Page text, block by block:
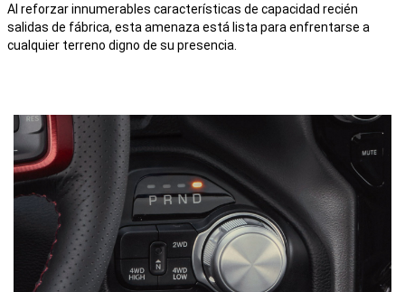
Al reforzar innumerables características de capacidad recién
salidas de fábrica, esta amenaza está lista para enfrentarse a
cualquier terreno digno de su presencia.